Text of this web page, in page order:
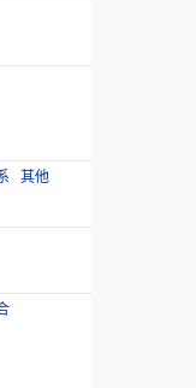
其他